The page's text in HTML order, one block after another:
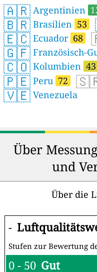
🇦🇷 Argentinien
🇧🇷 Brasilien 53
🇪🇨 Ecuador 68
🇬🇫 Französisch-
🇨🇴 Kolumbien 43
🇵🇪 Peru 72
🇻🇪 Venezuela
Über
und
Über die
-
Stufen zur Bewertung
0 - 50 Gut